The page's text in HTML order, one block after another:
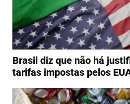
Brasil diz que não há
tarifas impostas pelos